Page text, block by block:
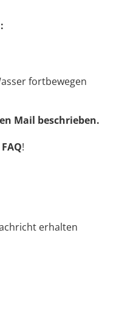
fortbewegen
Mail beschrieben.
FAQ!
erhalten